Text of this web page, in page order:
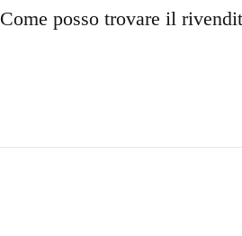
Come posso trovare il